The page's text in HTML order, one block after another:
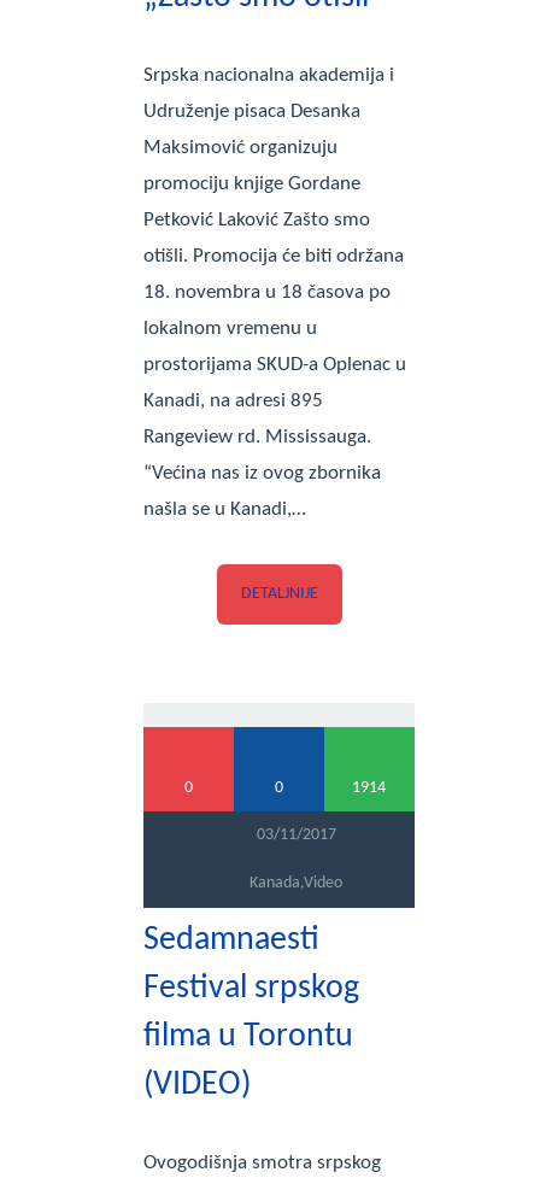
Srpska nacionalna akademija i
Udruženje pisaca Desanka
Maksimović organizuju
promociju knjige Gordane
Petković Laković Zašto smo
otišli. Promocija će biti održana
18. novembra u 18 časova po
lokalnom vremenu u
prostorijama SKUD-a Oplenac u
Kanadi, na adresi 895
Rangeview rd. Mississauga.
“Većina nas iz ovog zbornika
našla se u Kanadi,…
DETALJNIJE
0 0 1914
03/11/2017
Kanada,Video
Sedamnaesti
Festival srpskog
filma u Torontu
(VIDEO)
Ovogodišnja smotra srpskog